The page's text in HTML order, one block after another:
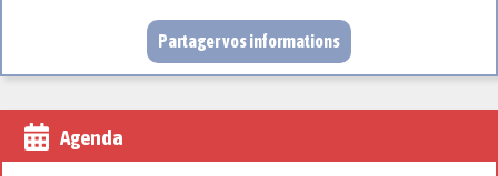
Partager vos informations
Agenda